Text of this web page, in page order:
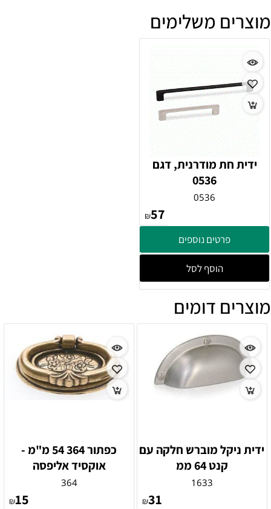
מוצרים משלימים
ידית חת מודרנית, דגם
0536
0536
₪57
פרטים נוספים
הוסף לסל
מוצרים דומים
ידית ניקל מוברש חלקה עם
קנט 64 ממ
1633
₪31
כפתור 364 54 מ"מ -
אוקסיד אליפסה
364
₪15